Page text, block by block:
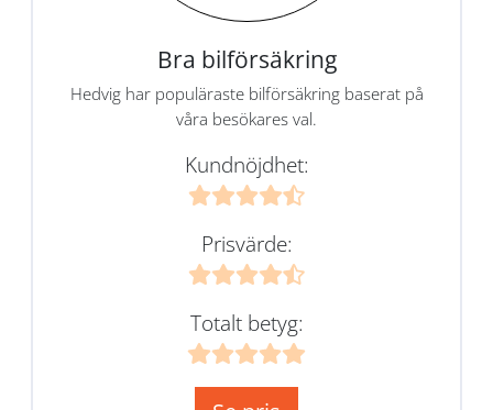
Bra bilförsäkring
Hedvig har populäraste bilförsäkring baserat på
våra besökares val.
Kundnöjdhet:
Prisvärde:
Totalt betyg: